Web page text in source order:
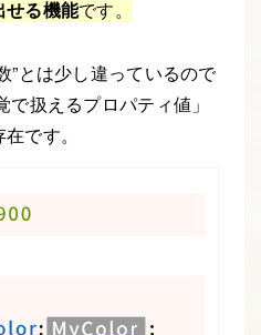
せる機能です。
”とは少し違っているので
扱えるプロパティ値」
です。